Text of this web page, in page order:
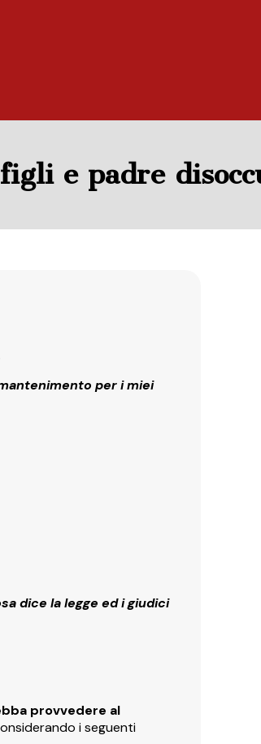
e padre
per i miei
dice la legge ed i giudici
provvedere al
i seguenti